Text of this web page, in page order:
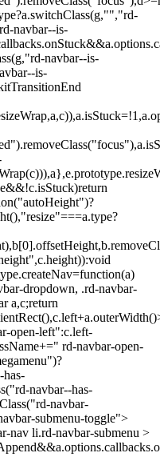
navbar--is-
navbar--is-
is-
dropdown, .rd-navbar-
a,c;return
open-left":c.left-
rd-navbar-open-
has-
navbar--has-
navbar-
submenu-toggle">
nav li.rd-navbar-submenu >